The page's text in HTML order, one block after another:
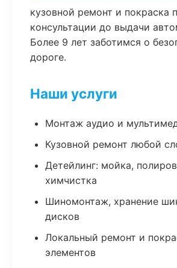
кузовной ремонт и покраска
консультации до выдачи
Более 9 лет заботимся о
дороге.
Наши услуги
Монтаж аудио и
Кузовной ремонт любой
Детейлинг: мойка,
химчистка
Шиномонтаж, хранение
дисков
Локальный ремонт и
элементов